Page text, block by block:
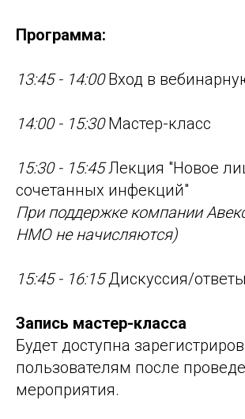
Программа:
13:45 - 14:00Вход в
14:00 - 15:30Мастер-класс
15:30 - 15:45Лекция "Новое
сочетанных инфекций"
При поддержке компании
НМО не начисляются)
15:45 - 16:15Дискуссия/
Запись мастер-класса
Будет доступна
пользователям после
мероприятия.